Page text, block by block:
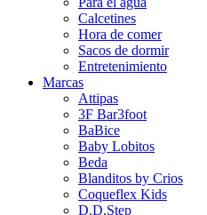
Calcetines
Hora de comer
Sacos de dormir
Entretenimiento
Marcas
Attipas
3F Bar3foot
BaBice
Baby Lobitos
Beda
Blanditos by Crios
Coqueflex Kids
D.D.Step